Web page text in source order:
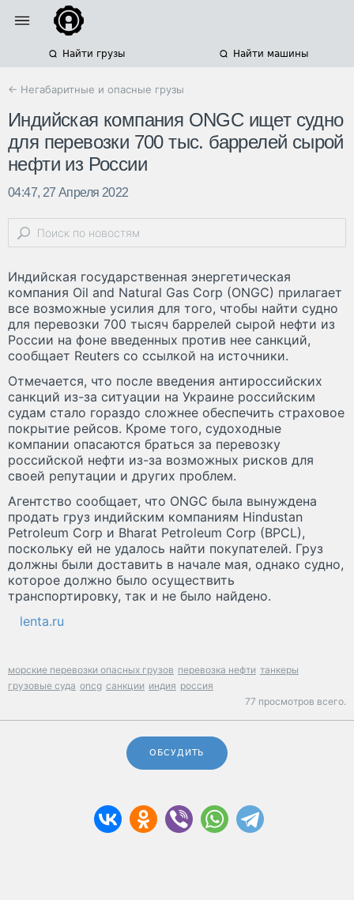
Найти грузы Найти машины
← Негабаритные и опасные грузы
Индийская компания ONGC ищет судно
для перевозки 700 тыс. баррелей сырой
нефти из России
04:47, 27 Апреля 2022
Индийская государственная энергетическая
компания Oil and Natural Gas Corp (ONGC) прилагает
все возможные усилия для того, чтобы найти судно
для перевозки 700 тысяч баррелей сырой нефти из
России на фоне введенных против нее санкций,
сообщает Reuters со ссылкой на источники.
Отмечается, что после введения антироссийских
санкций из-за ситуации на Украине российским
судам стало гораздо сложнее обеспечить страховое
покрытие рейсов. Кроме того, судоходные
компании опасаются браться за перевозку
российской нефти из-за возможных рисков для
своей репутации и других проблем.
Агентство сообщает, что ONGC была вынуждена
продать груз индийским компаниям Hindustan
Petroleum Corp и Bharat Petroleum Corp (BPCL),
поскольку ей не удалось найти покупателей. Груз
должны были доставить в начале мая, однако судно,
которое должно было осуществить
транспортировку, так и не было найдено.
lenta.ru
морские перевозки опасных грузов перевозка нефти танкеры
грузовые суда oncg санкции индия россия
77 просмотров всего.
ОБСУДИТЬ